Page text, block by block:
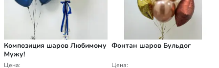
Композиция шаров Любимому
Мужу!
Цена:
Фонтан шаров Бульдог
Цена: